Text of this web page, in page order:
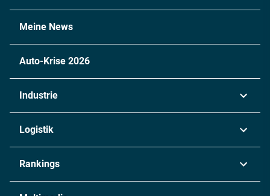
Meine News
Auto-Krise 2026
Industrie
Chemie
Metall
Logistik
Rankings